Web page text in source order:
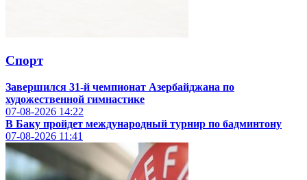
Спорт
Завершился 31-й чемпионат Азербайджана по
художественной гимнастике
07-08-2026 14:22
В Баку пройдет международный турнир по бадминтону
07-08-2026 11:41